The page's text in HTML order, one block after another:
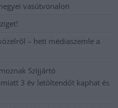
vasútvonalon
– heti médiaszemle a
Szijjártó
3 év letöltendőt kaphat és